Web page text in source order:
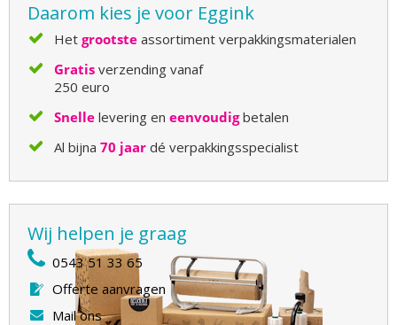
Daarom kies je voor Eggink
Het grootste assortiment verpakkingsmaterialen
Gratis verzending vanaf
250 euro
Snelle levering en eenvoudigbetalen
Al bijna 70 jaar dé verpakkingsspecialist
Wij helpen je graag
0543 51 33 65
Offerte aanvragen
Mail ons